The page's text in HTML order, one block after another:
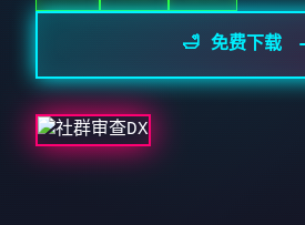
🛁 免费下载